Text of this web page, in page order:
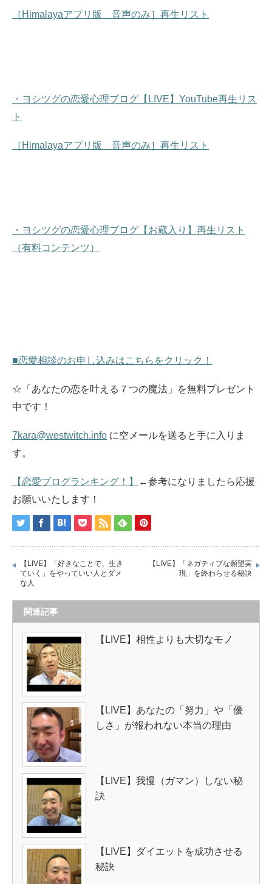
［Himalayaアプリ版 音声のみ］再生リスト
・ヨシツグの恋愛心理ブログ【LIVE】YouTube再生リス
ト
［Himalayaアプリ版 音声のみ］再生リスト
・ヨシツグの恋愛心理ブログ【お蔵入り】再生リスト
（有料コンテンツ）
■恋愛相談のお申し込みはこちらをクリック！
☆「あなたの恋を叶える７つの魔法」を無料プレゼント
中です！
7kara@westwitch.info に空メールを送ると手に入りま
す。
【恋愛ブログランキング！】
←参考になりましたら応援
お願いいたします！
【LIVE】「好きなことで、生き
ていく」をやっていい人とダメ
な人
【LIVE】「ネガティブな願望実
現」を終わらせる秘訣
関連記事
【LIVE】相性よりも大切なモノ
【LIVE】あなたの「努力」や「優
しさ」が報われない本当の理由
【LIVE】我慢（ガマン）しない秘
訣
【LIVE】ダイエットを成功させる
秘訣